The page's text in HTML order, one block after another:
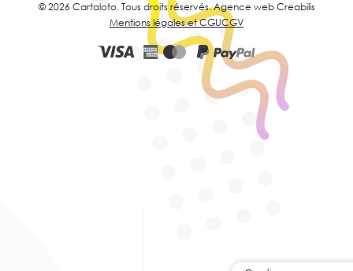
© 2026 Cartaloto. Tous droits réservés.Agence web Creabilis
Mentions légales et CGUCGV